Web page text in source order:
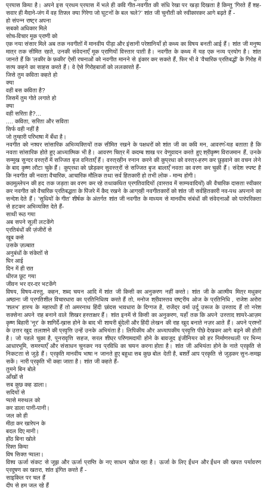
प्रयास किया है। अपने इस प्रथम प्रयास में भले ही कवि गीत-नवगीत की संधि रेखा पर खड़ा दिखता है किन्तु 'गिरते हैं शह-
सवार ही मैदाने-जंग में वह तिफ़्ल क्या गिरेगा जो घुटनों के बल चले?' शांत जी चुनौती को स्वीकारकर आगे बढ़ते हैं -
हो संपन्न राष्ट्र अपना
सबको अधिकार मिले
सोच-विचार मूक प्राणी को
एक नया संसार मिले अब तक नवगीतों में मानवीय पीड़ा और इंसानी परेशानियाँ हो कथ्य का विषय बनती आई हैं। शांत जी मनुष्य
मात्र तक सीमित रहते, उनकी संवेदनाएँ मूक प्राणियों विस्तार पाती है। नवगीत के कथ्य में यह एक नव्य प्रयोग है। शांत
जानते हैं कि 'लकीर के फ़कीर' ऐसी रचनाओं को नवगीत मानने से इंकार कर सकते हैं, फिर भी वे 'वैचारिक प्रतिबद्धों' के गिरोह में
सत्य कहने का साहस करते हैं। वे ऐसे गिरोहबाजों को ललकारते हैं-
जिसे तुम कविता कहते हो
क्या
वही बस कविता है?
जिसमें तुम गोते लगाते हो
क्या
वही सरिता है?...
.... कविता, सरिता और सविता
सिर्फ वही नहीं है
जो तुम्हारी परिभाषा में बँधा है।
नवगीत को नश्वर सांसारिक अभिव्यक्तियों तक सीमित रखने के पक्षधरों को शांत जी का कवि मन, आवरण-ेयह बताता है कि
नवता सांसारिक होते हुए आध्यात्मिक भी है। आवरण चित्र में कदम्ब शाख पर वेणुवादन करते हुए श्रीकृष्ण विराजमान हैं, उनके
सम्मुख सुन्दर वस्त्रों में सज्जित बृज वनिताएँ हैं। वस्त्रहीन स्नान करने की कुप्रथा को वस्त्र-हरण कर छुड़वाने का वचन लेने
के बाद कृष्ण लौटा चुके हैं। कुप्रथा को छोड़कर सुवस्त्रों से सज्जित बृज बालाएँ नवता का वरण कर चुकी हैं। संदेश स्पष्ट है
कि नवगीत की नवता वैचारिक, आचारिक मौलिक तथा सर्व हितकारी हो तभी लोक - मान्य होगी।
कठमुल्लेपन की हद तक जड़ता का वरण कर रहे तथाकथित प्रगतिवादियों (वास्तव में साम्यवादियों) की वैचारिक दासता स्वीकार
कर नवगीत को वैचारिक प्रतिबद्धता के पिंजरे में कैद रखने के आग्रही नवगीतकारों को शांत जी सर्वहितकारी नव-पथ अपनाने का
सन्देश देते हैं। 'सुधियों के गीत' शीर्षक के अंतर्गत शांत जी नवगीत के माध्यम से मानवीय संबंधों की संवेदनाओं को पारंपरिकता
से हटकर अभिव्यक्ति देते हैं-
साथी रूठ गया
अब सपने सूली लटकेंगे
प्रतिबंधों की ज़ंजीरों से
खूब कसे
उसके ज़ज़्बात
अनुबंधों के संकेतों से
घिर आई
दिन में ही रात
धीरज छूट गया
जीवन भर दर-दर भटकेंगे
विषय, विषय-वस्तु, कहन, शब्द चयन आदि में शांत जी किसी का अनुकरण नहीं करते। शांत जी के आत्मीय मित्र मधुकर
अष्ठाना जी प्रगतिशील विचारधारा का प्रतिनिधित्व करते हैं तो, मनोज श्रीवास्तव राष्ट्रीय ओज के प्रतिनिधि , राजेश अरोरा
'शलभ' हास्य के महारथी हैं तो अमरनाथ हिंदी छांदस भावधारा के दिग्गज है, राजेंद्र वर्मा उर्दू उरूज के उस्ताद हैं तो नरेश
सक्सेना अपने राह बनाने वाले शिखर हस्ताक्षर हैं। शांत इनमें से किसी का अनुकरण, यहाँ तक कि अपने उस्ताद शायरे-आज़म
कृष्ण बिहारी 'नूर' के शागिर्दे-ख़ास होने के बाद भी शायरी बुंदेली और हिंदी लेखन की राह खुद बनाते नज़र आते हैं। अपने प्रश्नों
के उत्तर खुद तलाशने की प्रवृत्ति उन्हें उनके अभियंता है। लिपिकीय और अध्यापकीय प्रवृत्ति पीछे देखकर आगे बढ़ने की होती
है। जो पहले चुका है, पुनरावृत्ति सहज, सरल शीघ्र परिणामदायी होने के बावजूद इंजीनियर को हर निर्माणस्थली पर भिन्न
आधारभूमि, समस्याएँ और संसाधन चुनकर नव प्रविधि का चयन करना होता है। शांत जी अभियंता होने के नाते प्रकृति से
निकटता से जुड़े हैं। प्रकृति मानवीय भाषा न जानते हुए बहुधा सब कुछ बोल देती है, बशर्ते आप प्रकृति से जुड़कर सुन-समझ
सकें। नारी प्रकृति भी कहा जाता है। शांत जी कहते हैं-
तुमने बिन बोले
आँखों से
सब कुछ कह डाला।
सदियों से
प्यासे मरुथल को
कर डाला पानी-पानी।
जल को ही
मीठा कर खारेपन के
बदल दिए मानी।
होंठ बिना खोले
रिक्त किया
विष सिक्त प्याला।
विश्व ऊर्जा संकट से जूझ और ऊर्जा प्राप्ति के नए साधन खोज रहा है। ऊर्जा के लिए ईंधन और ईंधन की खपत पर्यावरण
प्रदूषण का खतरा, शांत इंगित करते हैं -
साइकिल पर चल हैं
दीप से हम जल रहे हैं